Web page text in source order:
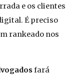
e os clientes
É preciso
rankeado nos
fará